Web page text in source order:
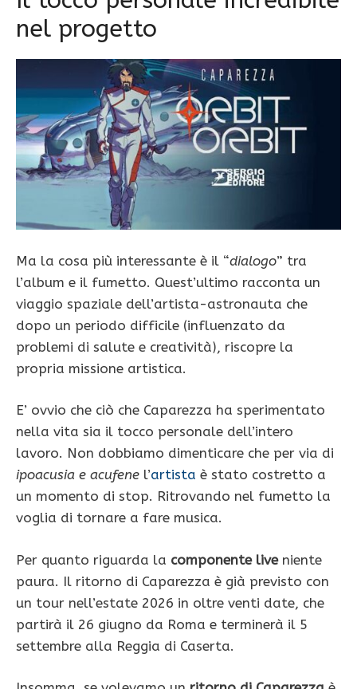
nel progetto
Ma la cosa più interessante è il “dialogo” tra
l’album e il fumetto. Quest’ultimo racconta un
viaggio spaziale dell’artista-astronauta che
dopo un periodo difficile (influenzato da
problemi di salute e creatività), riscopre la
propria missione artistica.
E’ ovvio che ciò che Caparezza ha sperimentato
nella vita sia il tocco personale dell’intero
lavoro. Non dobbiamo dimenticare che per via di
ipoacusia e acufene l’artista è stato costretto a
un momento di stop. Ritrovando nel fumetto la
voglia di tornare a fare musica.
Per quanto riguarda la componente liveniente
paura. Il ritorno di Caparezza è già previsto con
un tour nell’estate 2026 in oltre venti date, che
partirà il 26 giugno da Roma e terminerà il 5
settembre alla Reggia di Caserta.